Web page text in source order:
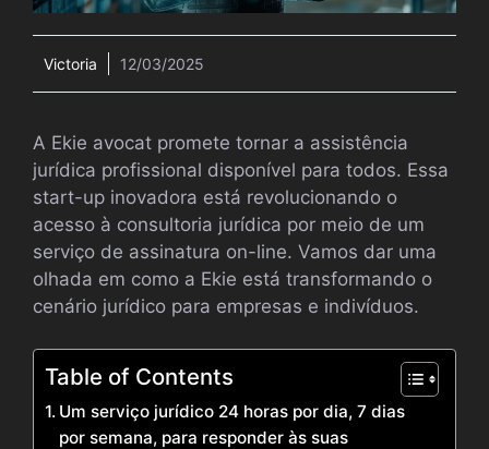
Victoria 12/03/2025
A Ekie avocat promete tornar a assistência
jurídica profissional disponível para todos. Essa
start-up inovadora está revolucionando o
acesso à consultoria jurídica por meio de um
serviço de assinatura on-line. Vamos dar uma
olhada em como a Ekie está transformando o
cenário jurídico para empresas e indivíduos.
Table of Contents
Um serviço jurídico 24 horas por dia, 7 dias
por semana, para responder às suas